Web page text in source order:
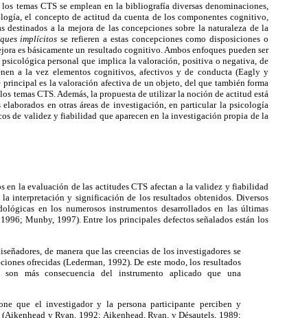
temas CTS se emplean en la bibliografía diversas denominaciones,
el concepto de actitud da cuenta de los componentes cognitivo,
a la mejora de las concepciones sobre la naturaleza de la
implícitos se refieren a estas concepciones como disposiciones o
es básicamente un resultado cognitivo. Ambos enfoques pueden ser
personal que implica la valoración, positiva o negativa, de
a la vez elementos cognitivos, afectivos y de conducta (Eagly y
principal es la valoración afectiva de un objeto, del que también forma
temas CTS. Además, la propuesta de utilizar la noción de actitud está
en otras áreas de investigación, en particular la psicología
de validez y fiabilidad que aparecen en la investigación propia de la
en la evaluación de las actitudes CTS afectan a la validez y fiabilidad
interpretación y significación de los resultados obtenidos. Diversos
en los numerosos instrumentos desarrollados en las últimas
Munby, 1997). Entre los principales defectos señalados están los
de manera que las creencias de los investigadores se
ofrecidas (Lederman, 1992). De este modo, los resultados
más consecuencia del instrumento aplicado que una
que el investigador y la persona participante perciben y
y Ryan, 1992; Aikenhead, Ryan, y Désautels, 1989;